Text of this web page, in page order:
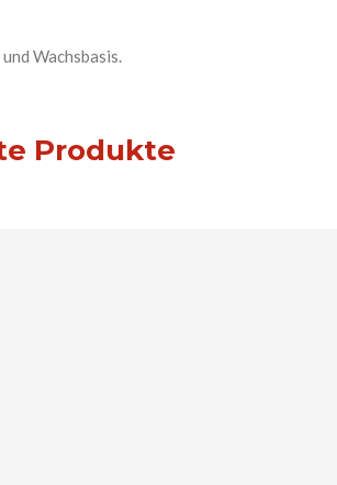
Wachsbasis.
Produkte